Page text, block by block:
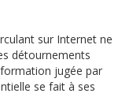
sur Internet ne
détournements
jugée par
se fait à ses